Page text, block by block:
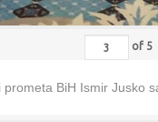
of 5
BiH Ismir Jusko